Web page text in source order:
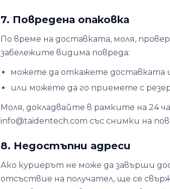
7. Повредена опаковка
По време на доставката, моля,
забележите видима повреда:
можете да откажете доставката
или можете да го приемете с
Моля, докладвайте в рамките на 24
info@taidentech.com със снимки на
8. Недостъпни адреси
Ако куриерът не може да завърши
отсъствие на получател, ще се